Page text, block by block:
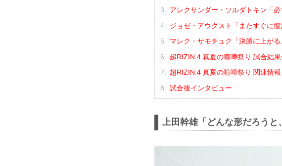
アレクサンダー・ソルダトキン「
ジョゼ・アウグスト「またすぐに
マレク・サモチュク「決勝に上が
超RIZIN.4 真夏の喧嘩祭り 試合結
超RIZIN.4 真夏の喧嘩祭り 関連情報
試合後インタビュー
上田幹雄「どんな形だろうと